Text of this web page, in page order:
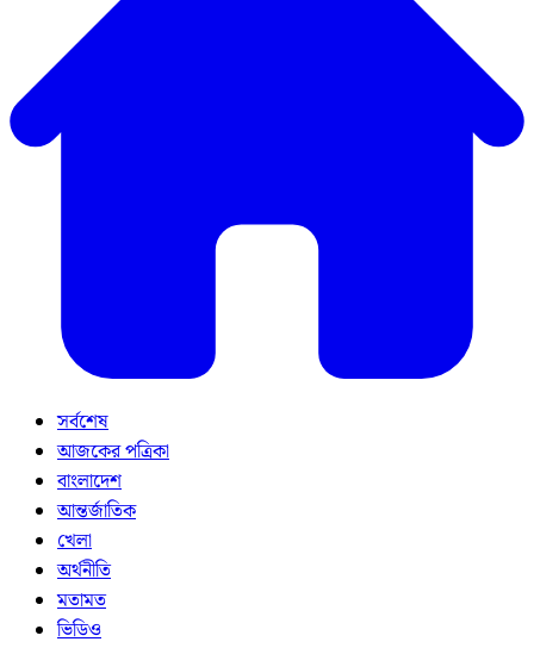
সর্বশেষ
আজকের পত্রিকা
বাংলাদেশ
আন্তর্জাতিক
খেলা
অর্থনীতি
মতামত
ভিডিও